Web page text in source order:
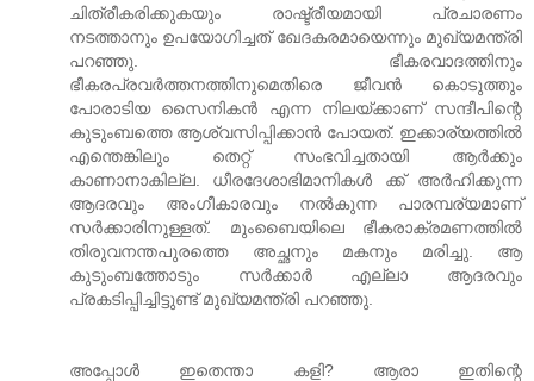
ചിത്രീകരിക്കുകയും രാഷ്ട്രീയമായി പ്രചാരണം
നടത്താനും ഉപയോഗിച്ചത് ഖേദകരമായെന്നും മുഖ്യമന്ത്രി
പറഞ്ഞു. ഭീകരവാദത്തിനും
ഭീകരപ്രവര്‍ത്തനത്തിനുമെതിരെ ജീവന്‍ കൊടുത്തും
പോരാടിയ സൈനികന്‍ എന്ന നിലയ്ക്കാണ് സന്ദീപിന്റെ
കുടുംബത്തെ ആശ്വസിപ്പിക്കാന്‍ പോയത്. ഇക്കാര്യത്തില്‍
എന്തെങ്കിലും തെറ്റ് സംഭവിച്ചതായി ആര്‍ക്കും
കാണാനാകില്ല. ധീരദേശാഭിമാനികള്‍ ക്ക് അര്‍ഹിക്കുന്ന
ആദരവും അംഗീകാരവും നല്‍കുന്ന പാരമ്പര്യമാണ്
സര്‍ക്കാരിനുള്ളത്. മുംബൈയിലെ ഭീകരാക്രമണത്തില്‍
തിരുവനന്തപുരത്തെ അച്ഛനും മകനും മരിച്ചു. ആ
കുടുംബത്തോടും സര്‍ക്കാര്‍ എല്ലാ ആദരവും
പ്രകടിപ്പിച്ചിട്ടുണ്ട് മുഖ്യമന്ത്രി പറഞ്ഞു.
അപ്പോൾ ഇതെന്താ കളി? ആരാ ഇതിന്റെ